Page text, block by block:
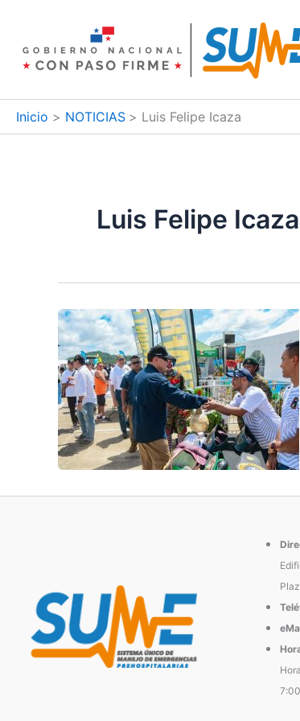
contenido
Inicio NOTICIAS Luis Felipe Icaza
Luis Felipe Icaza